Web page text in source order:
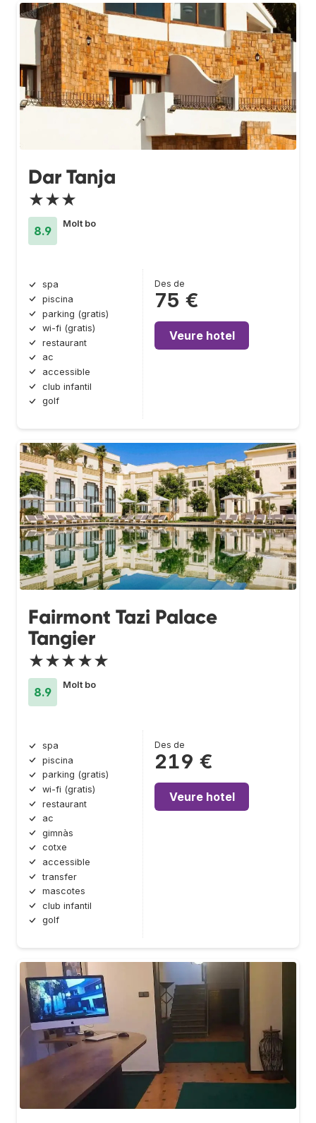
Dar Tanja
★★★
8.9
Molt bo
spa
piscina
parking (gratis)
wi-fi (gratis)
restaurant
ac
accessible
club infantil
golf
Des de
75 €
Veure hotel
Fairmont Tazi Palace
Tangier
★★★★★
8.9
Molt bo
spa
piscina
parking (gratis)
wi-fi (gratis)
restaurant
ac
gimnàs
cotxe
accessible
transfer
mascotes
club infantil
golf
Des de
219 €
Veure hotel